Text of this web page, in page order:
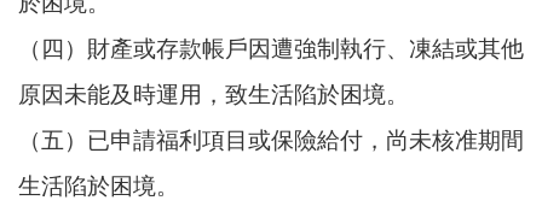
活
便
資
訊
機
（四）財產或存款帳戶因遭強制執行、凍結或其他
原因未能及時運用，致生活陷於困境。
（五）已申請福利項目或保險給付，尚未核准期間
生活陷於困境。